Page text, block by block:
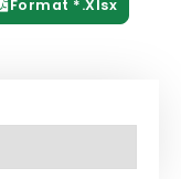
Format *.xlsx